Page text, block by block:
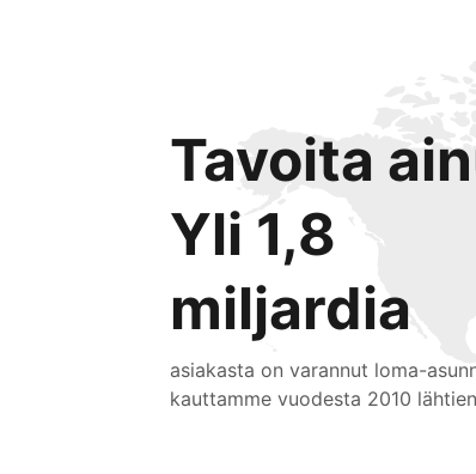
Tavoita
Yli 1,8
miljardia
asiakasta on varannut loma-
kauttamme vuodesta 2010